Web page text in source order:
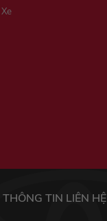
THÔNG TIN LIÊN HỆ